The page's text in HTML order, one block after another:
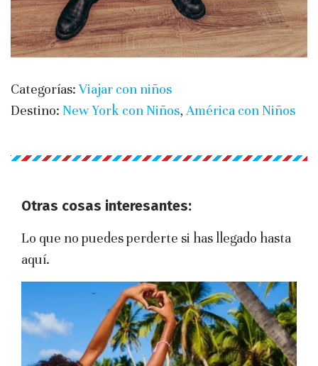
Categorías: Viajar con niños
Destino: New York con Niños, América con Niños
Otras cosas interesantes:
Lo que no puedes perderte si has llegado hasta
aquí.